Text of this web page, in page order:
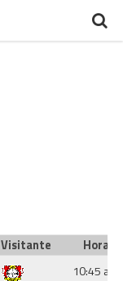
Visitante
Hora
10:45 am